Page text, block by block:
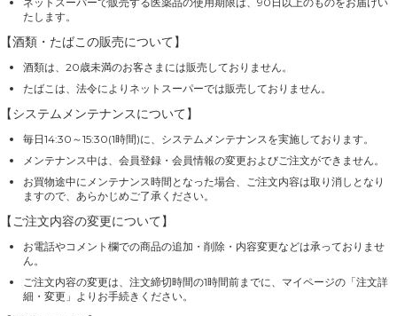
たします。
【酒類・たばこの販売について】
酒類は、20歳未満のお客さまには販売しておりません。
たばこは、法令によりネットスーパーでは販売しておりません。
【システムメンテナンスについて】
毎日14:30～15:30(1時間)に、システムメンテナンスを実施しております。
メンテナンス中は、会員登録・会員情報の変更およびご注文ができません。
お買物途中にメンテナンス時間となった場合、ご注文内容は取り消しとなり
ますので、あらかじめご了承ください。
【ご注文内容の変更について】
お電話やコメント欄での商品の追加・削除・内容変更などは承っておりませ
ん。
ご注文内容の変更は、注文締切時間の1時間前までに、マイページの「注文詳
細・変更」よりお手続きください。